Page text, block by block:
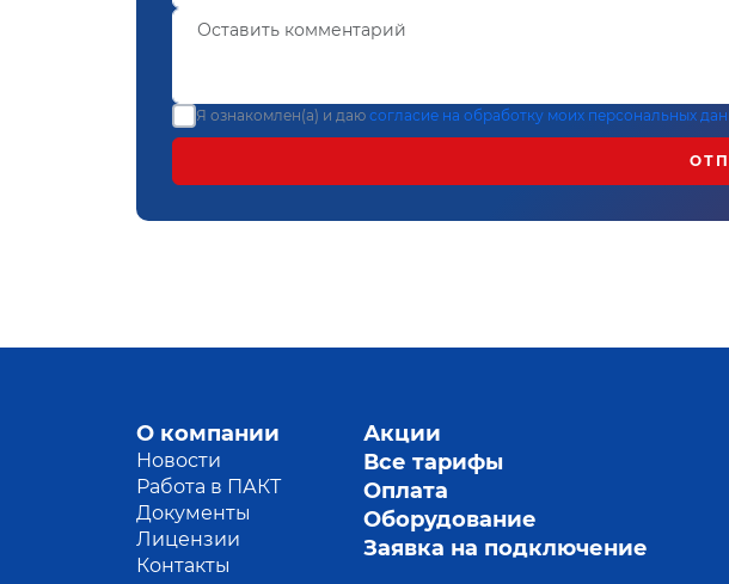
Я ознакомлен(а) и даю согласие на обработку моих персональных
О компании
Новости
Работа в ПАКТ
Документы
Лицензии
Контакты
Акции
Все тарифы
Оплата
Оборудование
Заявка на подключение